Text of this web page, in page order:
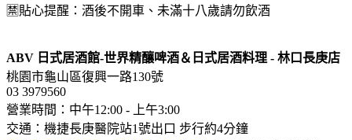
🈲貼心提醒：酒後不開車、未滿十八歲請勿飲酒
ABV 日式居酒館-世界精釀啤酒＆日式居酒料理 - 林口長庚店
桃園市龜山區復興一路130號
03 3979560
營業時間：中午12:00 - 上午3:00
交通：機捷長庚醫院站1號出口 步行約4分鐘